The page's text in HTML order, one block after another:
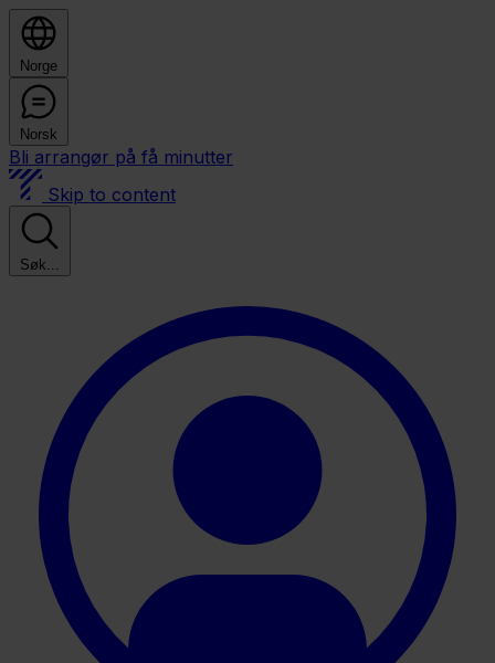
Norge
Norsk
Bli arrangør på få minutter
Skip to content
Søk...